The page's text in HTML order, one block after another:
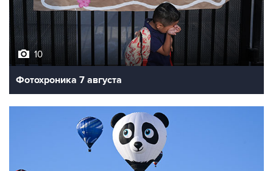
10
Фотохроника 7 августа